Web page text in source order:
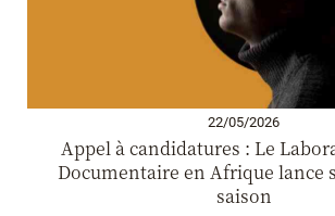
22/05/2026
Appel à candidatures : Le
Documentaire en Afrique lance
saison